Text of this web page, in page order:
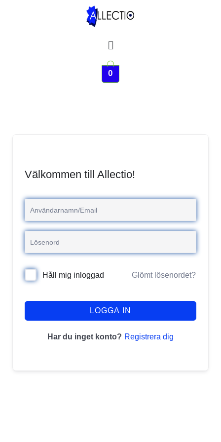
Meny
0
Välkommen till Allectio!
Håll mig inloggad Glömt lösenordet?
LOGGA IN
Har du inget konto? Registrera dig